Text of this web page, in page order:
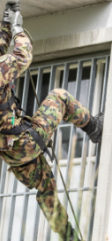
für Disc-